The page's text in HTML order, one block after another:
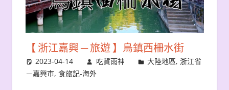
【 浙江嘉興 ─ 旅遊 】烏鎮西柵水街
2023-04-14 吃貨雨神 大陸地區,浙江省
－嘉興市, 食旅記-海外